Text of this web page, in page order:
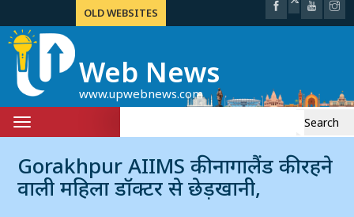
OLD WEBSITES
Web News
www.upwebnews.com
Toggle
navigation
Gorakhpur AIIMS की नागालैंड की रहने
वाली महिला डॉक्टर से छेड़खानी,